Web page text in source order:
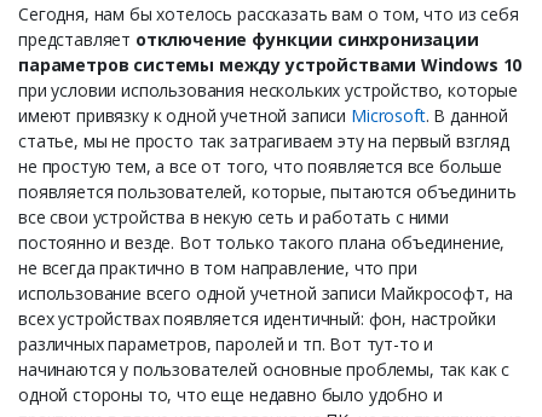
Сегодня, нам бы хотелось рассказать вам о том, что из себя
представляет отключение функции синхронизации
параметров системы между устройствами Windows 10
при условии использования нескольких устройство, которые
имеют привязку к одной учетной записи Microsoft. В данной
статье, мы не просто так затрагиваем эту на первый взгляд
не простую тем, а все от того, что появляется все больше
появляется пользователей, которые, пытаются объединить
все свои устройства в некую сеть и работать с ними
постоянно и везде. Вот только такого плана объединение,
не всегда практично в том направление, что при
использование всего одной учетной записи Майкрософт, на
всех устройствах появляется идентичный: фон, настройки
различных параметров, паролей и тп. Вот тут-то и
начинаются у пользователей основные проблемы, так как с
одной стороны то, что еще недавно было удобно и